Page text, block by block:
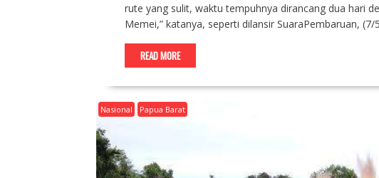
rute yang sulit, waktu tempuhnya dirancang dua hari
Memei,” katanya, seperti dilansir SuaraPembaruan,
READ MORE
Nasional Papua Barat